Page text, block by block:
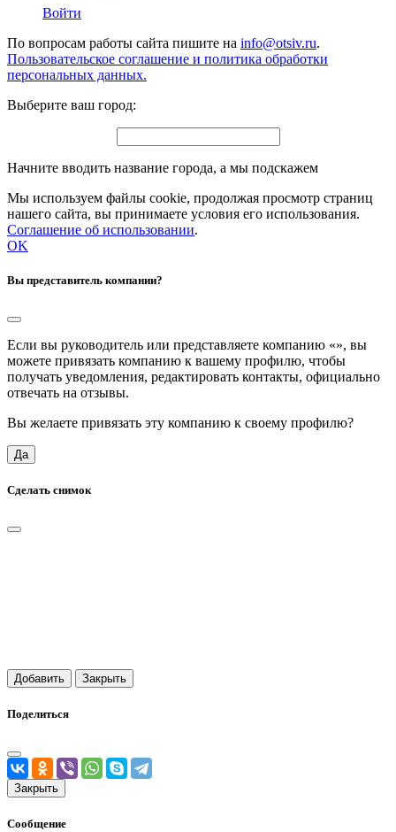
Войти
По вопросам работы сайта пишите на info@otsiv.ru.
Пользовательское соглашение и политика обработки
персональных данных.
Выберите ваш город:
Начните вводить название города, а мы подскажем
Мы используем файлы cookie, продолжая просмотр страниц
нашего сайта, вы принимаете условия его использования.
Соглашение об использовании.
OK
Вы представитель компании?
Если вы руководитель или представляете компанию «», вы
можете привязать компанию к вашему профилю, чтобы
получать уведомления, редактировать контакты, официально
отвечать на отзывы.
Вы желаете привязать эту компанию к своему профилю?
Да
Сделать снимок
Добавить Закрыть
Поделиться
Закрыть
Сообщение